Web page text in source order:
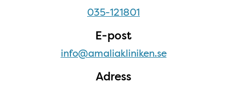
035-121801
E-post
info@amaliakliniken.se
Adress